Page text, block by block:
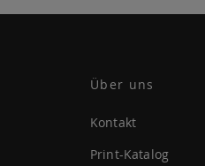
Über uns
Kontakt
Print-Katalog